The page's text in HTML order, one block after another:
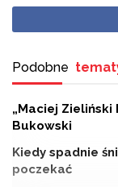
Podobne
„Maciej Zieliński
Bukowski
Kiedy spadnie
poczekać